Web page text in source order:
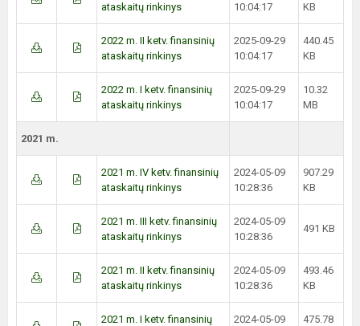
ataskaitų rinkinys
10:04:17
KB
2022 m. II ketv. finansinių
ataskaitų rinkinys
2025-09-29
10:04:17
440.45
KB
2022 m. I ketv. finansinių
ataskaitų rinkinys
2025-09-29
10:04:17
10.32
MB
2021 m.
2021 m. IV ketv. finansinių
ataskaitų rinkinys
2024-05-09
10:28:36
907.29
KB
2021 m. III ketv. finansinių
ataskaitų rinkinys
2024-05-09
10:28:36
491 KB
2021 m. II ketv. finansinių
ataskaitų rinkinys
2024-05-09
10:28:36
493.46
KB
2021 m. I ketv. finansinių
2024-05-09
475.78